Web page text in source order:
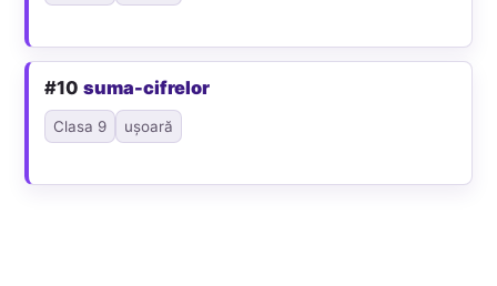
#10suma-cifrelor
Clasa 9 ușoară